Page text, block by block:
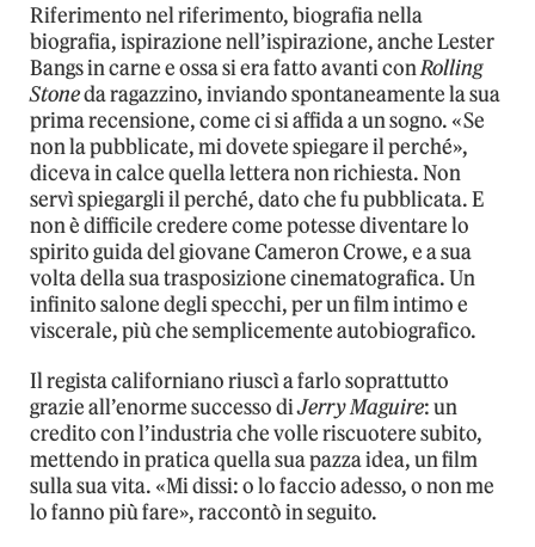
Riferimento nel riferimento, biografia nella
biografia, ispirazione nell’ispirazione, anche Lester
Bangs in carne e ossa si era fatto avanti conRolling
Stoneda ragazzino, inviando spontaneamente la sua
prima recensione, come ci si affida a un sogno. «Se
non la pubblicate, mi dovete spiegare il perché»,
diceva in calce quella lettera non richiesta. Non
servì spiegargli il perché, dato che fu pubblicata. E
non è difficile credere come potesse diventare lo
spirito guida del giovane Cameron Crowe, e a sua
volta della sua trasposizione cinematografica. Un
infinito salone degli specchi, per un film intimo e
viscerale, più che semplicemente autobiografico.
Il regista californiano riuscì a farlo soprattutto
grazie all’enorme successo diJerry Maguire: un
credito con l’industria che volle riscuotere subito,
mettendo in pratica quella sua pazza idea, un film
sulla sua vita. «Mi dissi: o lo faccio adesso, o non me
lo fanno più fare», raccontò in seguito.